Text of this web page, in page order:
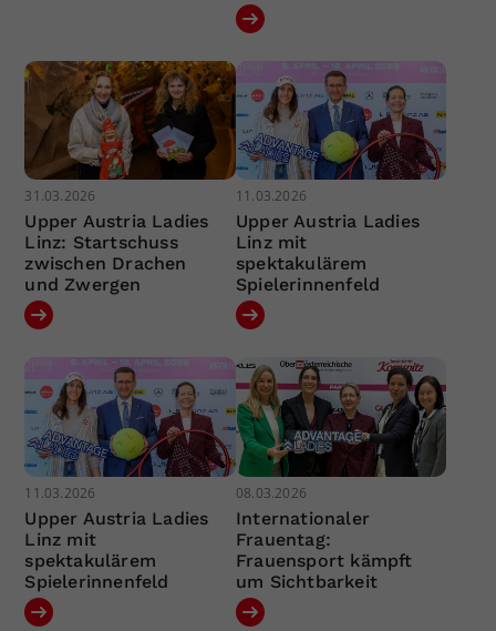
31.03.2026
Upper Austria Ladies
Linz: Startschuss
zwischen Drachen
und Zwergen
11.03.2026
Upper Austria Ladies
Linz mit
spektakulärem
Spielerinnenfeld
11.03.2026
Upper Austria Ladies
Linz mit
spektakulärem
Spielerinnenfeld
08.03.2026
Internationaler
Frauentag:
Frauensport kämpft
um Sichtbarkeit